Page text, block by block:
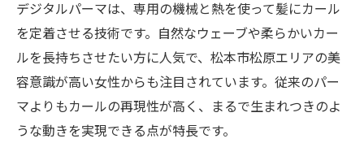
髪質ごとの最適なデジタルパーマの選び方
細毛・硬毛にもぴったりなデジタルパーマ
の工夫
デジタルパーマが髪質改善に役立つ理由と
は
デジタルパーマは、専用の機械と熱を使って髪にカール
を定着させる技術です。自然なウェーブや柔らかいカー
ルを長持ちさせたい方に人気で、松本市松原エリアの美
容意識が高い女性からも注目されています。従来のパー
マよりもカールの再現性が高く、まるで生まれつきのよ
うな動きを実現できる点が特長です。